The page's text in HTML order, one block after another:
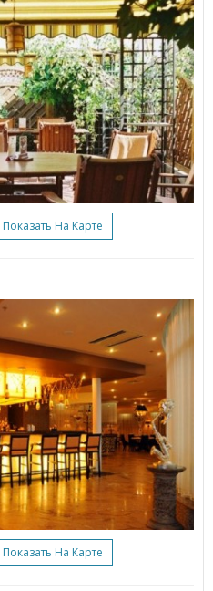
Показать На Карте
Показать На Карте